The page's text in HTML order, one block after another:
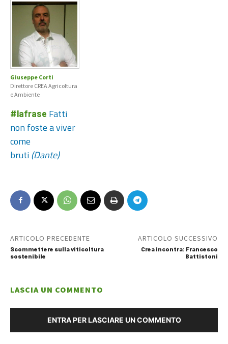
Giuseppe Corti
Direttore CREA Agricoltura
e Ambiente
#lafrase Fatti
non foste a viver
come
bruti(Dante)
ARTICOLO PRECEDENTE
Scommettere sulla viticoltura
sostenibile
ARTICOLO SUCCESSIVO
Crea incontra: Francesco
Battistoni
LASCIA UN COMMENTO
ENTRA PER LASCIARE UN COMMENTO